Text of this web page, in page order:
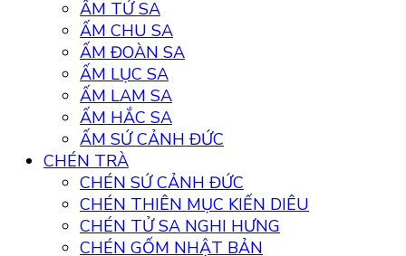
ẤM TỬ SA
ẤM CHU SA
ẤM ĐOÀN SA
ẤM LỤC SA
ẤM LAM SA
ẤM HẮC SA
ẤM SỨ CẢNH ĐỨC
CHÉN TRÀ
CHÉN SỨ CẢNH ĐỨC
CHÉN THIÊN MỤC KIẾN DIÊU
CHÉN TỬ SA NGHI HƯNG
CHÉN GỐM NHẬT BẢN